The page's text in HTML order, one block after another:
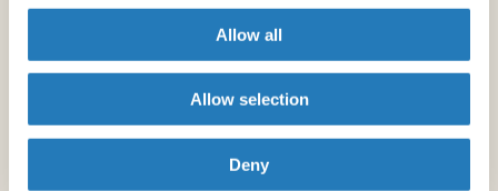
Allow all
Allow selection
Deny